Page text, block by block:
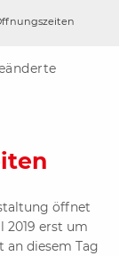
öffnet
2019 erst um
an diesem Tag